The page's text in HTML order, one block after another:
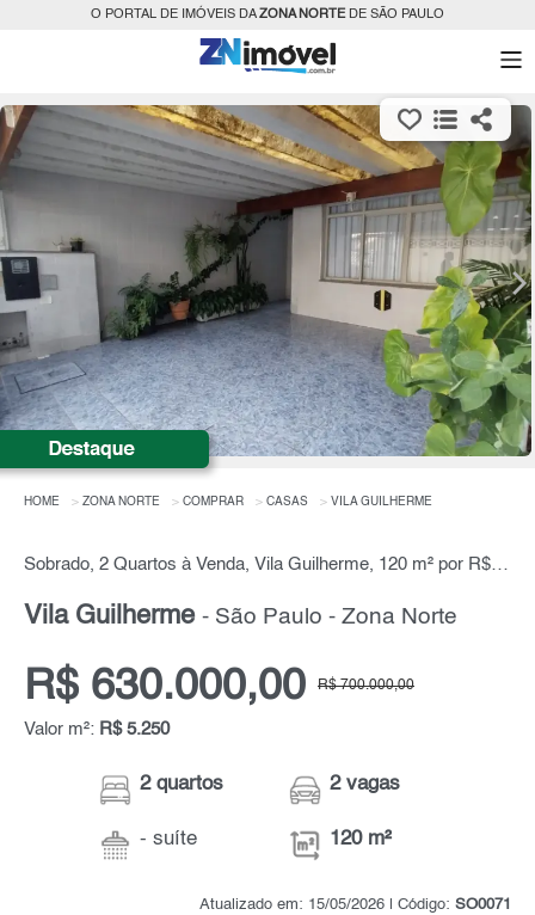
O PORTAL DE IMÓVEIS DAZONA NORTEDE SÃO PAULO
HOME ZONA NORTE COMPRAR CASAS VILA GUILHERME
Sobrado, 2 Quartos à Venda, Vila Guilherme, 120 m² por R$ 630.000,00
Vila Guilherme - São Paulo - Zona Norte
R$ 630.000,00 R$ 700.000,00
Valor m²: R$ 5.250
2 quartos
- suíte
2 vagas
120 m²
Atualizado em: 15/05/2026 | Código: SO0071